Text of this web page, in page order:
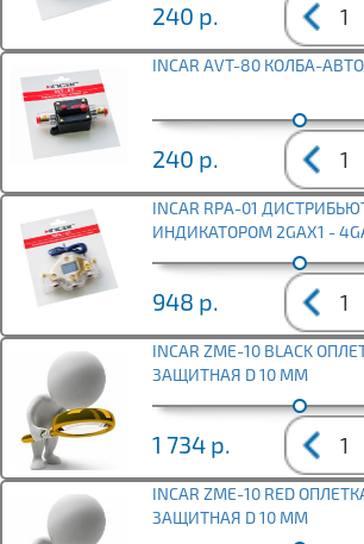
240 р.
INCAR AVT-80 КОЛБА-
240 р.
INCAR RPA-01
ИНДИКАТОРОМ 2GAX1 -
948 р.
INCAR ZME-10 BLACK
ЗАЩИТНАЯ D 10 ММ
1 734 р.
INCAR ZME-10 RED
ЗАЩИТНАЯ D 10 ММ